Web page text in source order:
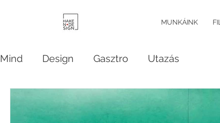
MUNKÁINK
Mind Design Gasztro Utazás